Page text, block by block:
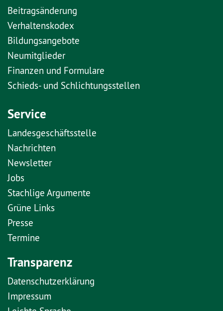
Beitragsänderung
Verhaltenskodex
Bildungsangebote
Neumitglieder
Finanzen und Formulare
Schieds- und Schlichtungsstellen
Service
Landesgeschäftsstelle
Nachrichten
Newsletter
Jobs
Stachlige Argumente
Grüne Links
Presse
Termine
Transparenz
Datenschutzerklärung
Impressum